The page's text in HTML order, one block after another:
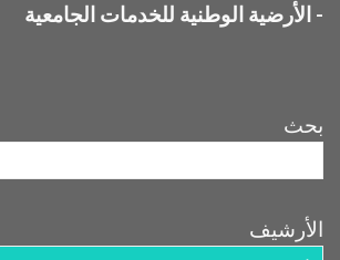
- الأرضية الوطنية للخدمات الجامعية
بحث
الأرشيف